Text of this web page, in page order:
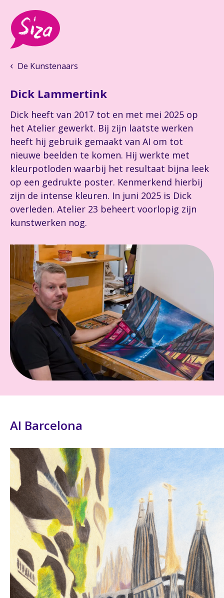
De Kunstenaars
Dick Lammertink
Dick heeft van 2017 tot en met mei 2025 op
het Atelier gewerkt. Bij zijn laatste werken
heeft hij gebruik gemaakt van AI om tot
nieuwe beelden te komen. Hij werkte met
kleurpotloden waarbij het resultaat bijna leek
op een gedrukte poster. Kenmerkend hierbij
zijn de intense kleuren. In juni 2025 is Dick
overleden. Atelier 23 beheert voorlopig zijn
kunstwerken nog.
AI Barcelona